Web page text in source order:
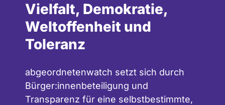
Vielfalt, Demokratie,
Weltoffenheit und
Toleranz
abgeordnetenwatch setzt sich durch
Bürger:innenbeteiligung und
Transparenz für eine selbstbestimmte,